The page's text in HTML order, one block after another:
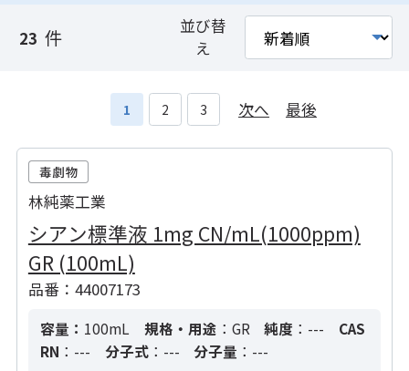
23 件
並び替
え
1 2 3 次へ 最後
林純薬工業
シアン標準液 1mg CN/mL(1000ppm)
GR (100mL)
品番：44007173
容量： 100mL 規格・用途 ：GR 純度 ：---
CAS
RN ：--- 分子式：--- 分子量 ：---